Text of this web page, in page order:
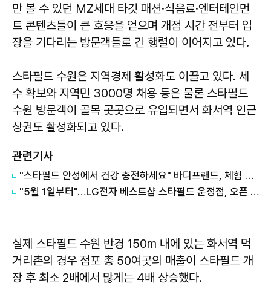
만 볼 수 있던 MZ세대 타깃 패션·식음료·엔터테인먼
트 콘텐츠들이 큰 호응을 얻으며 개점 시간 전부터 입
장을 기다리는 방문객들로 긴 행렬이 이어지고 있다.
스타필드 수원은 지역경제 활성화도 이끌고 있다. 세
수 확보와 지역민 3000명 채용 등은 물론 스타필드
수원 방문객이 골목 곳곳으로 유입되면서 화서역 인근
상권도 활성화되고 있다.
관련기사
"스타필드 안성에서 건강 충전하세요" 바디프랜드, 체험 팝업 운영
"5월 1일부터"…LG전자 베스트샵 스타필드 운정점, 오픈 기념 대규모 가전 프로모션
실제 스타필드 수원 반경 150m 내에 있는 화서역 먹
거리촌의 경우 점포 총 50여곳의 매출이 스타필드 개
장 후 최소 2배에서 많게는 4배 상승했다.